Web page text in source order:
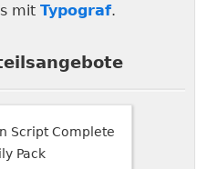
mit Typograf.